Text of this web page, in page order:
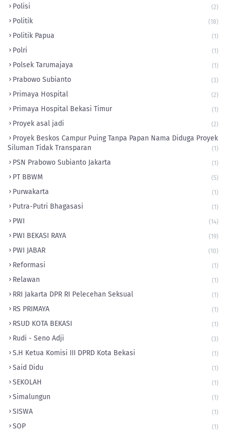
Polisi (2)
Politik (18)
Politik Papua (1)
Polri (1)
Polsek Tarumajaya (1)
Prabowo Subianto (3)
Primaya Hospital (2)
Primaya Hospital Bekasi Timur (1)
Proyek asal jadi (2)
Proyek Beskos Campur Puing Tanpa Papan Nama Diduga Proyek
Siluman Tidak Transparan
(1)
PSN Prabowo Subianto Jakarta (1)
PT BBWM (5)
Purwakarta (1)
Putra-Putri Bhagasasi (1)
PWI (14)
PWI BEKASI RAYA (19)
PWI JABAR (10)
Reformasi (1)
Relawan (1)
RRI Jakarta DPR RI Pelecehan Seksual (1)
RS PRIMAYA (1)
RSUD KOTA BEKASI (1)
Rudi - Seno Adji (3)
S.H Ketua Komisi III DPRD Kota Bekasi (1)
Said Didu (1)
SEKOLAH (1)
Simalungun (1)
SISWA (1)
SOP (1)